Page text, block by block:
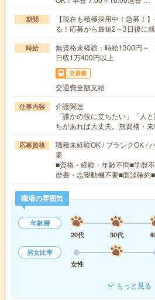
期間
【現在も積極採用中！急募！
る！応募から最短2～3日後に就
時給
無資格未経験：時給1300円
日収1万400円以上
交通費
交通費全額支給
仕事内容
介護関連
「誰かの役に立ちたい」「人
ちがあれば大丈夫。無資格・
応募資格
職種未経験OK / ブランクOK /
要
■資格・経験・年齢不問■学歴
歴書・志望動機不要■面談確
職場の雰囲気
年齢層
20代
30代
男女比率
女性
もっと見る